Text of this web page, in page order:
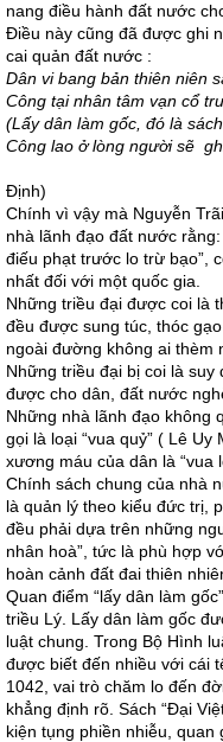
nang điều hành đất nước
Điều này cũng đã được ghi
cai quản đất nước :
Dân vi bang bản thiên niên
Công tại nhân tâm vạn cổ
(Lấy dân làm gốc, đó là
Công lao ở lòng người sẽ
( câu đối ở
Định)
Chính vì vậy mà Nguyễn
nhà lãnh đạo đất nước
điếu phạt trước lo trừ bạo”,
nhất đối với một quốc gia.
Những triều đại được coi là
đều được sung túc, thóc
ngoài đường không ai thèm
Những triều đại bị coi là
được cho dân, đất nước
Những nhà lãnh đạo không
gọi là loại “vua quỷ” ( Lê
xương máu của dân là “vua
Chính sách chung của nhà
là quản lý theo kiểu đức trị,
đều phải dựa trên những
nhân hoà”, tức là phù hợp
hoàn cảnh đất đai thiên
Quan điểm “lấy dân làm
triều Lý. Lấy dân làm gốc
luật chung. Trong Bộ Hình
được biết đến nhiều với cái
1042, vai trò chăm lo đến
khẳng định rõ. Sách “Đại
kiện tụng phiền nhiễu, quan